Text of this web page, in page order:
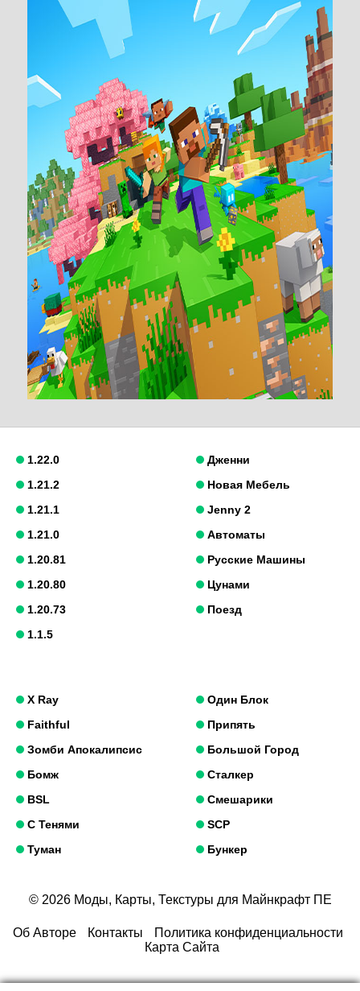
1.22.0
1.21.2
1.21.1
1.21.0
1.20.81
1.20.80
1.20.73
1.1.5
Дженни
Новая Мебель
Jenny 2
Автоматы
Русские Машины
Цунами
Поезд
X Ray
Faithful
Зомби Апокалипсис
Бомж
BSL
С Тенями
Туман
Один Блок
Припять
Большой Город
Сталкер
Смешарики
SCP
Бункер
© 2026 Моды, Карты, Текстуры для Майнкрафт ПЕ
Об Авторе Контакты
Политика конфиденциальности
Карта Сайта